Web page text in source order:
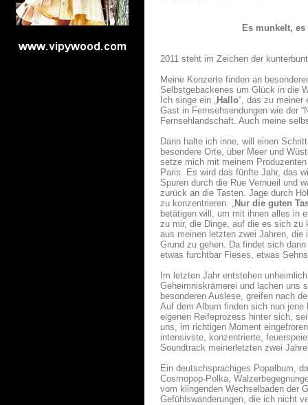
Es munkelt,
2011 steht im Zeichen der
Meine Konzerte finden an
Selbstgebackenes um Glück in die
Ich singe ein „Hallo“, das zu meiner
Gast in Fernsehsendungen wie der
Fernsehlandschaft. Auch meine
Dann halte ich inne, will einen
besondere Orte, über Meer und
setze mich mit meinem
Paris. Es wird das fünfte Jahr, das
Spuren durch die Rue Vernueil und
zurück an die Tasten. Jage durch
zu konzentrieren. „Nur die guten
betätigen will, um mit ihnen alles in
zu mir, die Dinge, auf die es sich zu
aus meinen letzten zwei Jahren, die
Grund zu gehen. Da findet sich
etwas furchtbar Fieses, etwas
Im letzten Jahr entstehen
Geheimniskrämerei und lachen uns
besonderen Auslese, greifen nach
Auf dem Album finden sich nun
eigenen Reifeprozess hinter sich,
uns, im richtigen Moment
intensivste, konzentrierte,
Soundtrack meinerletzten zwei
Ein deutschsprachiges Popalbum,
Cosmopop-Polka,
vom klingenden Wechselbaden der
Gefühlswanderungen, die ich nicht